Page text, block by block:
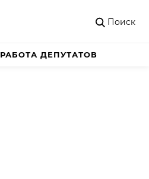
Поиск
РАБОТА ДЕПУТАТОВ